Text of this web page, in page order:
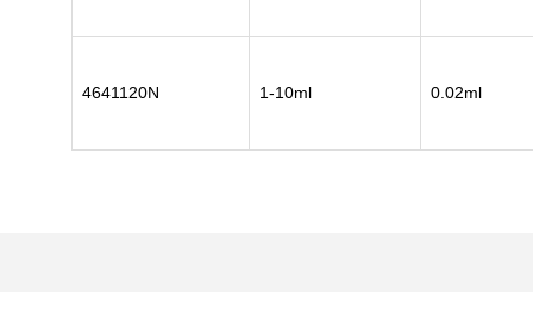
4641120N 1-10ml 0.02ml